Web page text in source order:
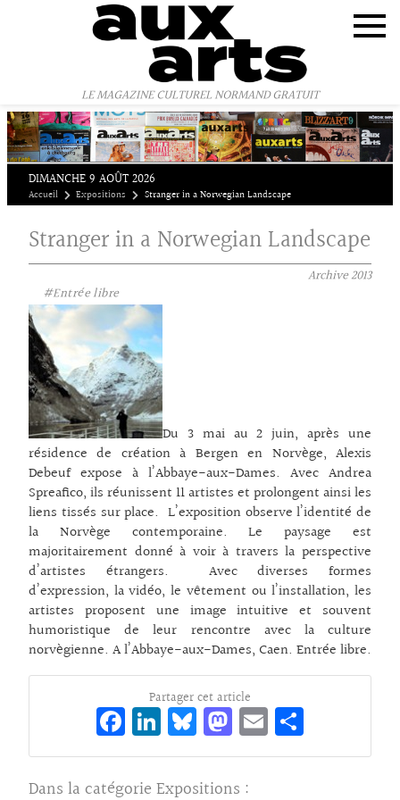
LE MAGAZINE CULTUREL NORMAND GRATUIT
DIMANCHE 9 AOÛT 2026
Accueil Expositions Stranger in a Norwegian Landscape
Stranger in a Norwegian Landscape
Archive2013
#Entrée libre
Du 3 mai au 2 juin, après une
résidence de création à Bergen en Norvège, Alexis
Debeuf expose à l’Abbaye-aux-Dames. Avec Andrea
Spreafico, ils réunissent 11 artistes et prolongent ainsi les
liens tissés sur place. L’exposition observe l’identité de
la Norvège contemporaine. Le paysage est
majoritairement donné à voir à travers la perspective
d’artistes étrangers. Avec diverses formes
d’expression, la vidéo, le vêtement ou l’installation, les
artistes proposent une image intuitive et souvent
humoristique de leur rencontre avec la culture
norvègienne. A l’Abbaye-aux-Dames, Caen. Entrée libre.
Partager cet article
Fa
ce
bo
Li
n
ke
Bl
ue
sk
M
as
to
E
m rt
Dans la catégorie Expositions :
Panneau de gestion des cookies